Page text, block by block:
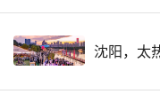
沈阳，太